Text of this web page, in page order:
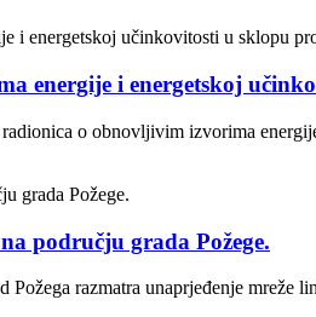
energije i energetskoj
o obnovljivim izvorima
području grada Požege.
razmatra unaprjeđenje